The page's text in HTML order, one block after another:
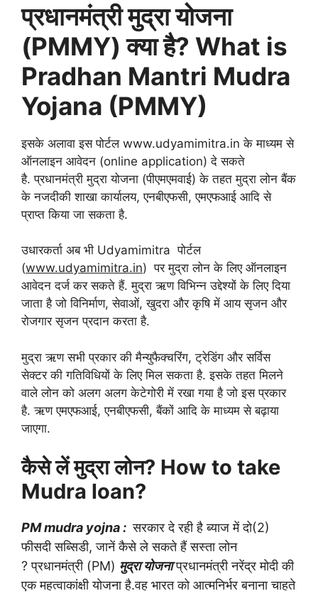
प्रधानमंत्री मुद्रा योजना
(PMMY) क्या है? What is
Pradhan Mantri Mudra
Yojana (PMMY)
इसके अलावा इस पोर्टल www.udyamimitra.in के माध्यम से
ऑनलाइन आवेदन (online application) दे सकते
है. प्रधानमंत्री मुद्रा योजना (पीएमएमवाई) के तहत मुद्रा लोन बैंक
के नजदीकी शाखा कार्यालय, एनबीएफसी, एमएफआई आदि से
प्राप्त किया जा सकता है.
उधारकर्ता अब भी Udyamimitra पोर्टल
(www.udyamimitra.in) पर मुद्रा लोन के लिए ऑनलाइन
आवेदन दर्ज कर सकते हैं. मुद्रा ऋण विभिन्न उद्देश्यों के लिए दिया
जाता है जो विनिर्माण, सेवाओं, खुदरा और कृषि में आय सृजन और
रोजगार सृजन प्रदान करता है.
मुद्रा ऋण सभी प्रकार की मैन्युफैक्चरिंग, ट्रेडिंग और सर्विस
सेक्टर की गतिविधियों के लिए मिल सकता है. इसके तहत मिलने
वाले लोन को अलग अलग केटेगोरी में रखा गया है जो इस प्रकार
है. ऋण एमएफआई, एनबीएफसी, बैंकों आदि के माध्यम से बढ़ाया
जाएगा.
कैसे लें मुद्रा लोन? How to take
Mudra loan?
PM mudra yojna : सरकार दे रही है ब्याज में दो(2)
फीसदी सब्सिडी, जानें कैसे ले सकते हैं सस्ता लोन
?प्रधानमंत्री (PM) मुद्रा योजनाप्रधानमंत्री नरेंद्र मोदी की
एक महत्वाकांक्षी योजना है.वह भारत को आत्मनिर्भर बनाना चाहते